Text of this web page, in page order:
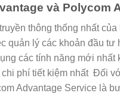
và Polycom
thông thống nhấtcủa
quản lý các khoản đầu tư
các tính năng mới nhất
phí tiết kiệm nhất Đối
Advantage Service là